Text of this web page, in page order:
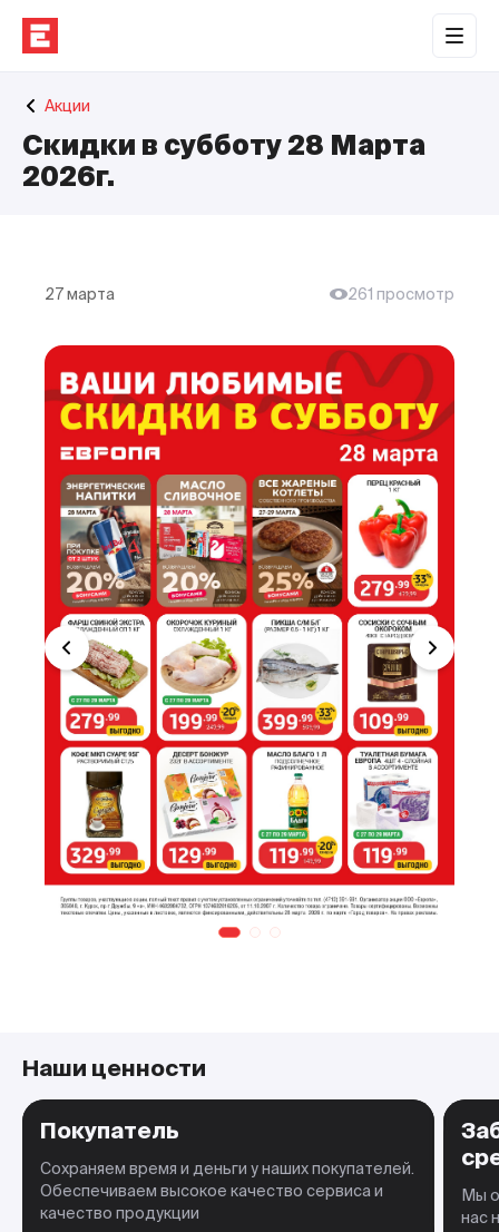
Торговые центры
Сотрудничество
Контакты
Акции
Скидки в субботу 28 Марта
2026г.
27 марта 261 просмотр
Наши ценности
Покупатель
Сохраняем время и деньги у наших покупателей.
Обеспечиваем высокое качество сервиса и
качество продукции
Мы
нас